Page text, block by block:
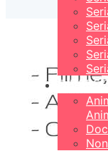
DIVERSE